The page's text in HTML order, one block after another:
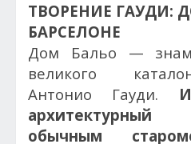
ТВОРЕНИЕ ГАУДИ:
БАРСЕЛОНЕ
Дом Бальо —
великого
Антонио Гауди.
обычным